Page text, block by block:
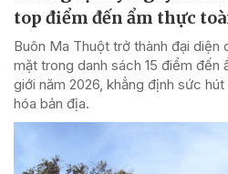
top điểm đến ẩm thực
Buôn Ma Thuột trở thành đại diện
mặt trong danh sách 15 điểm đến
giới năm 2026, khẳng định sức
hóa bản địa.